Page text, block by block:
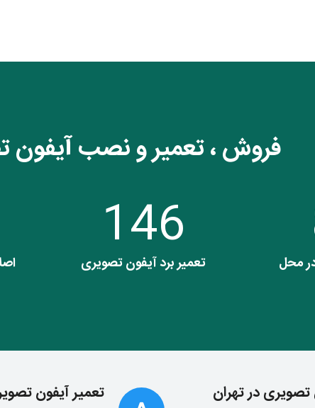
فروش ، تعمیر و نصبآیفون
محل 146
تعمیر برد آیفون تصویری
در تهران تعمیر آیفون